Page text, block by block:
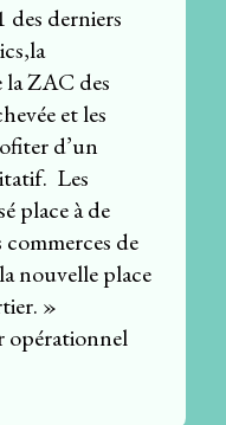
des derniers
ZAC des
et les
d’un
Les
place à de
de
nouvelle place
»
opérationnel